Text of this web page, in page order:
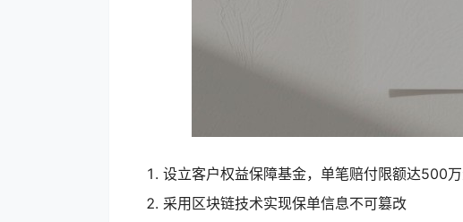
设立客户权益保障基金，单笔赔付限额达500
采用区块链技术实现保单信息不可篡改